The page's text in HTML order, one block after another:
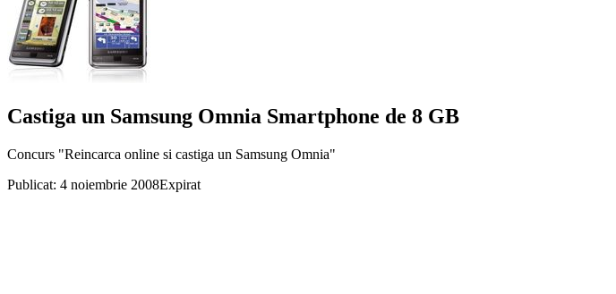
Castiga un Samsung Omnia Smartphone de 8 GB
Concurs "Reincarca online si castiga un Samsung Omnia"
Publicat: 4 noiembrie 2008Expirat